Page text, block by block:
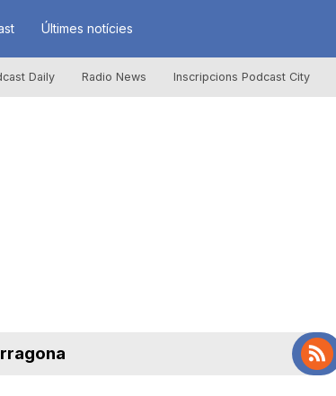
Últimes notícies
Daily Radio News Inscripcions Podcast City